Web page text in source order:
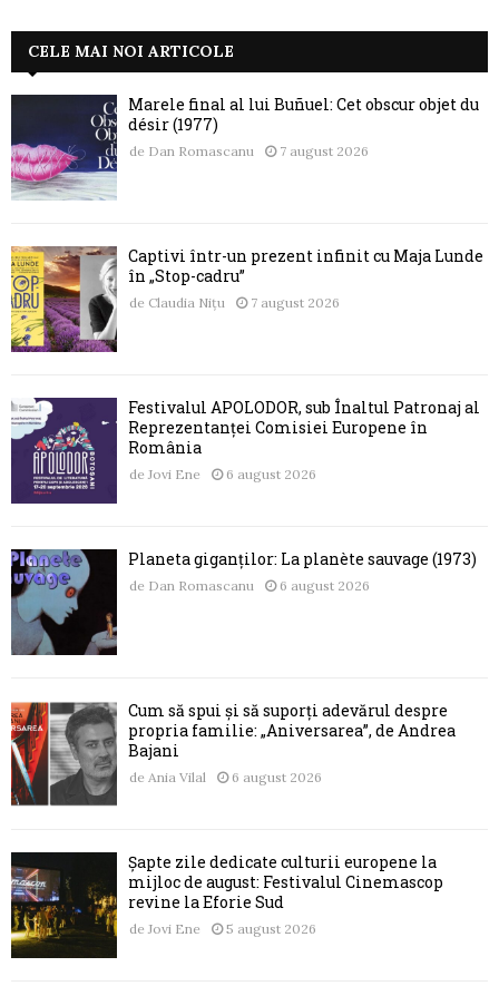
CELE MAI NOI ARTICOLE
Marele final al lui Buñuel: Cet obscur objet du
désir (1977)
de Dan Romascanu 7 august 2026
Captivi într-un prezent infinit cu Maja Lunde
în „Stop-cadru”
de Claudia Nițu 7 august 2026
Festivalul APOLODOR, sub Înaltul Patronaj al
Reprezentanței Comisiei Europene în
România
de Jovi Ene 6 august 2026
Planeta giganților: La planète sauvage (1973)
de Dan Romascanu 6 august 2026
Cum să spui și să suporți adevărul despre
propria familie: „Aniversarea”, de Andrea
Bajani
de Ania Vilal 6 august 2026
Șapte zile dedicate culturii europene la
mijloc de august: Festivalul Cinemascop
revine la Eforie Sud
de Jovi Ene 5 august 2026